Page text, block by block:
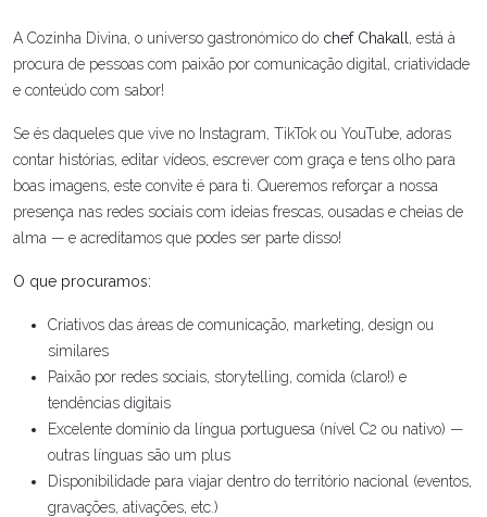
A Cozinha Divina, o universo gastronómico do chef Chakall , está à
procura de pessoas com paixão por comunicação digital, criatividade
e conteúdo com sabor!
Se és daqueles que vive no Instagram, TikTok ou YouTube, adoras
contar histórias, editar vídeos, escrever com graça e tens olho para
boas imagens, este convite é para ti. Queremos reforçar a nossa
presença nas redes sociais com ideias frescas, ousadas e cheias de
alma — e acreditamos que podes ser parte disso!
O que procuramos:
Criativos das áreas de comunicação, marketing, design ou
similares
Paixão por redes sociais, storytelling, comida (claro!) e
tendências digitais
Excelente domínio da língua portuguesa (nível C2 ou nativo) —
outras línguas são um plus
Disponibilidade para viajar dentro do território nacional (eventos,
gravações, ativações, etc.)